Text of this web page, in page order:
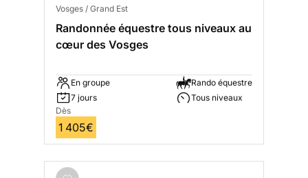
Vosges / Grand Est
Randonnée équestre tous niveaux au
cœur des Vosges
En groupe
7 jours
Rando équestre
Tous niveaux
Dès
1 405€